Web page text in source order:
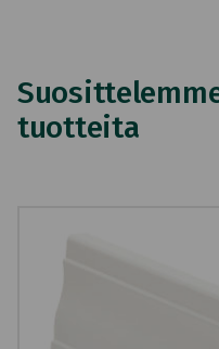
tuotteita